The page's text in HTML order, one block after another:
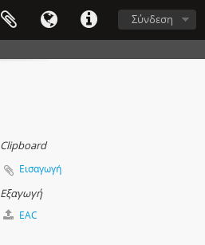
Σύνδεση
Clipboard
Εισαγωγή
Εξαγωγή
EAC